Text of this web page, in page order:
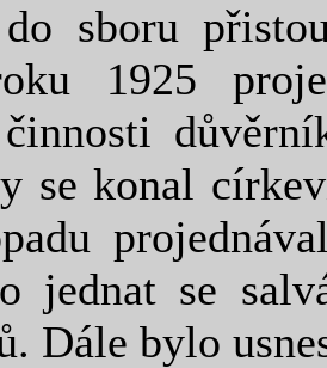
sboru
1925
se konal
jednat se
Dále bylo